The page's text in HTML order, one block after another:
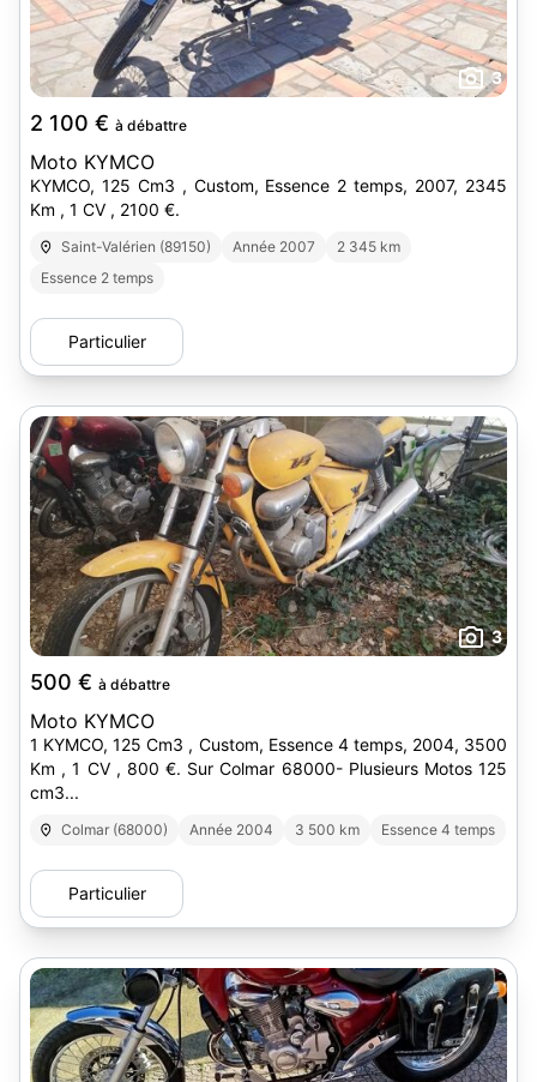
3
2 100 € à débattre
Moto KYMCO
KYMCO, 125 Cm3 , Custom, Essence 2 temps, 2007, 2345
Km , 1 CV , 2100 €.
Saint-Valérien (89150) Année 2007
2 345 km
Essence 2 temps
Particulier
3
500 € à débattre
Moto KYMCO
1 KYMCO, 125 Cm3 , Custom, Essence 4 temps, 2004, 3500
Km , 1 CV , 800 €. Sur Colmar 68000- Plusieurs Motos 125
cm3...
Colmar (68000) Année 2004 3 500 km Essence 4 temps
Particulier